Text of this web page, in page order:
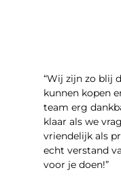
“Wij zijn zo blij
kunnen kopen
team erg
klaar als we
vriendelijk als
echt verstand
voor je doen!”